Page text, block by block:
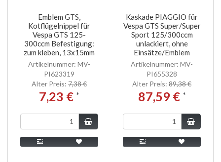
Emblem GTS,
Kotflügelnippel für
Vespa GTS 125-
300ccm Befestigung:
zum kleben, 13x15mm
Artikelnummer: MV-
PI623319
Alter Preis: 7,38 €
7,23 € *
Kaskade PIAGGIO für
Vespa GTS Super/Super
Sport 125/300ccm
unlackiert, ohne
Einsätze/Emblem
Artikelnummer: MV-
PI655328
Alter Preis: 89,38 €
87,59 € *